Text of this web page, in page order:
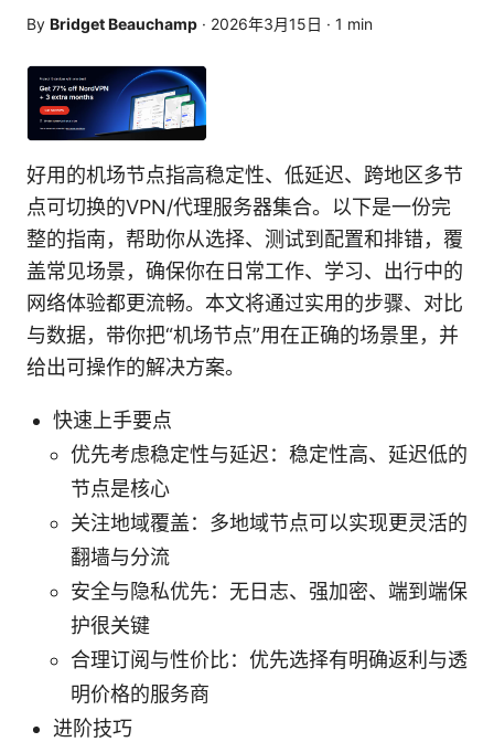
By Bridget Beauchamp · 2026年3月15日 · 1 min
好用的机场节点指高稳定性、低延迟、跨地区多节
点可切换的VPN/代理服务器集合。以下是一份完
整的指南，帮助你从选择、测试到配置和排错，覆
盖常见场景，确保你在日常工作、学习、出行中的
网络体验都更流畅。本文将通过实用的步骤、对比
与数据，带你把“机场节点”用在正确的场景里，并
给出可操作的解决方案。
快速上手要点
优先考虑稳定性与延迟：稳定性高、延迟低的
节点是核心
关注地域覆盖：多地域节点可以实现更灵活的
翻墙与分流
安全与隐私优先：无日志、强加密、端到端保
护很关键
合理订阅与性价比：优先选择有明确返利与透
明价格的服务商
进阶技巧